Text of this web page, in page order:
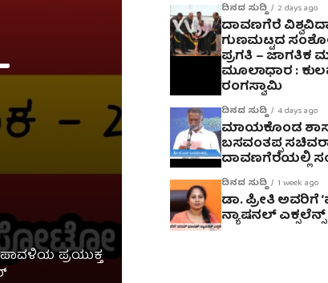
ಪ್ರಯುಕ್ತ
ದಿನದ ಸುದ್ದಿ 2 days ago
ದಾವಣಗೆರೆ
ಗುಣಮಟ್ಟದ
ಪ್ರಗತಿ – ಜಾಗತಿಕ
ಮೂಲಾಧಾರ :
ರಂಗಸ್ವಾಮಿ
ದಿನದ ಸುದ್ದಿ 4 days ago
ಮಾಯಕೊಂಡ
ಬಸವಂತಪ್ಪ
ದಾವಣಗೆರೆಯಲ್ಲಿ
ದಿನದ ಸುದ್ದಿ 1 week ago
ಡಾ. ಪ್ರೀತಿ
ನ್ಯಾಷನಲ್